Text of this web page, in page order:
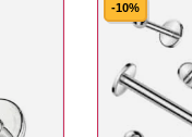
-10%